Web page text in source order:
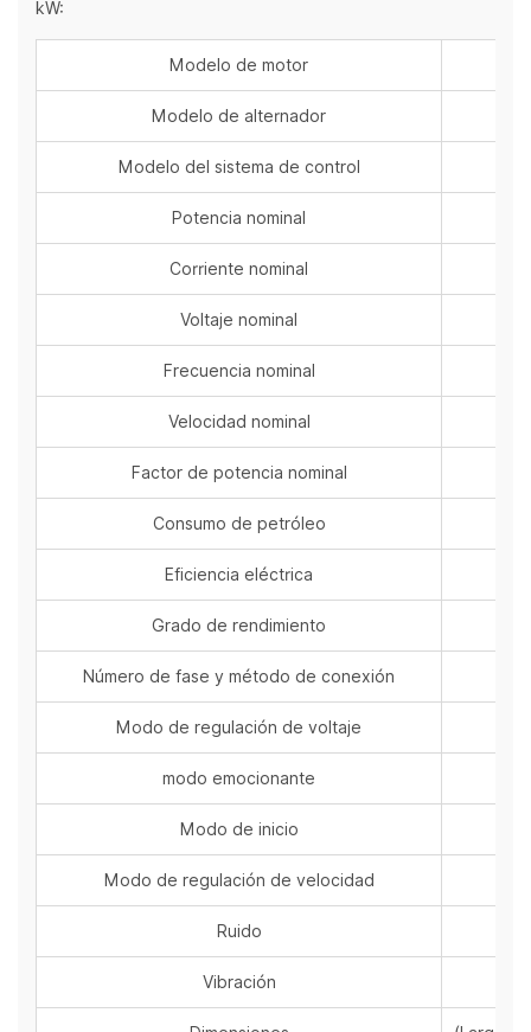
kW:
Modelo de motor
Modelo de alternador
Modelo del sistema de control
Potencia nominal
Corriente nominal
Voltaje nominal
Frecuencia nominal
Velocidad nominal
Factor de potencia nominal
Consumo de petróleo
Eficiencia eléctrica
Grado de rendimiento
Número de fase y método de conexión
Modo de regulación de voltaje
modo emocionante
Modo de inicio
Modo de regulación de velocidad
Ruido
Vibración